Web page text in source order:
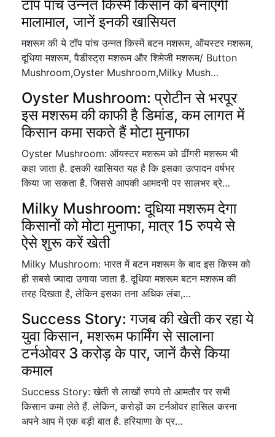
टॉप पांच उन्नत किस्में किसान को बनाएंगी
मालामाल, जानें इनकी खासियत
मशरूम की ये टॉप पांच उन्नत किस्में बटन मशरूम, ऑयस्टर मशरूम,
दूधिया मशरूम, पैडीस्ट्रा मशरूम और शिमेजी मशरूम/ Button
Mushroom,Oyster Mushroom,Milky Mush…
Oyster Mushroom: प्रोटीन से भरपूर
इस मशरूम की काफी है डिमांड, कम लागत में
किसान कमा सकते हैं मोटा मुनाफा
Oyster Mushroom: ऑयस्टर मशरूम को ढींगरी मशरूम भी
कहा जाता है. इसकी खासियत यह है कि इसका उत्पादन वर्षभर
किया जा सकता है. जिससे आपकी आमदनी पर सालभर ब्रे…
Milky Mushroom: दूधिया मशरूम देगा
किसानों को मोटा मुनाफा, मात्र 15 रुपये से
ऐसे शुरू करें खेती
Milky Mushroom: भारत में बटन मशरूम के बाद इस किस्म को
ही सबसे ज्यादा उगाया जाता है. दूधिया मशरूम बटन मशरूम की
तरह दिखता है, लेकिन इसका तना अधिक लंबा,…
Success Story: गजब की खेती कर रहा ये
युवा किसान, मशरूम फार्मिंग से सालाना
टर्नओवर 3 करोड़ के पार, जानें कैसे किया
कमाल
Success Story: खेती से लाखों रुपये तो आमतौर पर सभी
किसान कमा लेते हैं. लेकिन, करोड़ों का टर्नओवर हासिल करना
अपने आप में एक बड़ी बात है. हरियाणा के प्र…